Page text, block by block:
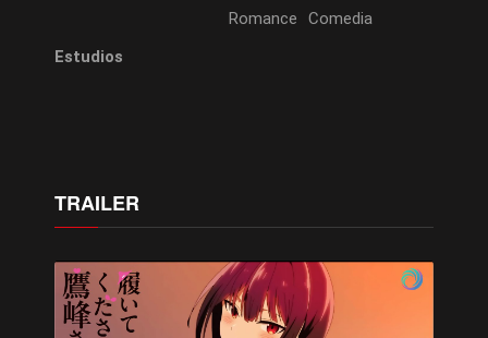
Romance
Comedia
Estudios
TRAILER